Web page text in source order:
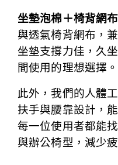
坐墊泡棉＋椅背網
與透氣椅背網布，
坐墊支撐力佳，久
間使用的理想選擇。
此外，我們的人體
扶手與腰靠設計，
每一位使用者都能
與辦公椅型，減少